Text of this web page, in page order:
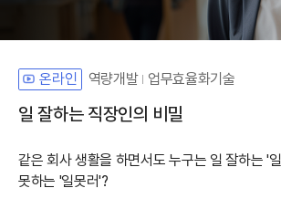
온라인 역량개발 업무효율화기술
일 잘하는 직장인의 비밀
같은 회사 생활을 하면서도 누구는 일 잘하는 '
못하는 '일못러'?